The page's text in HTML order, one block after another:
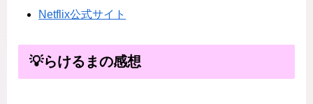
Netflix公式サイト
💡らけるまの感想